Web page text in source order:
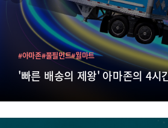
'빠른 배송의 제왕' 아마존의 4시
#아마존#풀필먼트#월마트